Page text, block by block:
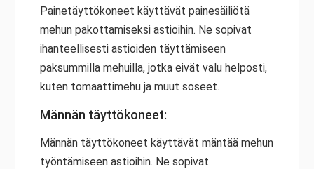
Painetäyttökoneet käyttävät painesäiliötä
mehun pakottamiseksi astioihin. Ne sopivat
ihanteellisesti astioiden täyttämiseen
paksummilla mehuilla, jotka eivät valu helposti,
kuten tomaattimehu ja muut soseet.
Männän täyttökoneet:
Männän täyttökoneet käyttävät mäntää mehun
työntämiseen astioihin. Ne sopivat